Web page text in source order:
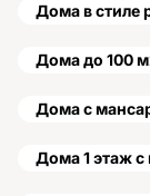
Дома в стиле
Дома до 100
Дома с
Дома 1 этаж с